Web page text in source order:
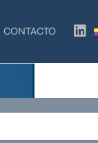
CONTACTO
L
i
k